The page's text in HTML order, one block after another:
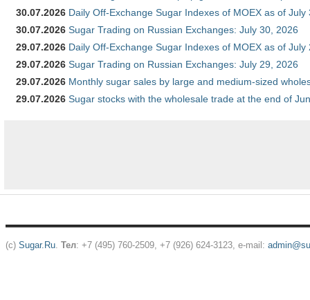
30.07.2026 Daily Off-Exchange Sugar Indexes of MOEX as of July
30.07.2026 Sugar Trading on Russian Exchanges: July 30, 2026
29.07.2026 Daily Off-Exchange Sugar Indexes of MOEX as of July
29.07.2026 Sugar Trading on Russian Exchanges: July 29, 2026
29.07.2026 Monthly sugar sales by large and medium-sized
29.07.2026 Sugar stocks with the wholesale trade at the end of
(c) Sugar.Ru. Тел: +7 (495) 760-2509, +7 (926) 624-3123, e-mail: